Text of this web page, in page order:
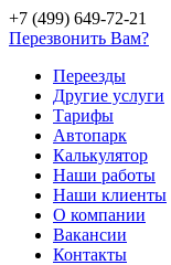
+7 (499) 649-72-21
Перезвонить Вам?
Переезды
Другие услуги
Тарифы
Автопарк
Калькулятор
Наши работы
Наши клиенты
О компании
Вакансии
Контакты